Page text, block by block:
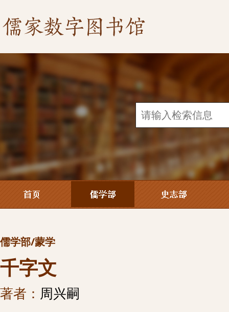
儒学部/蒙学
千字文
著者： 周兴嗣